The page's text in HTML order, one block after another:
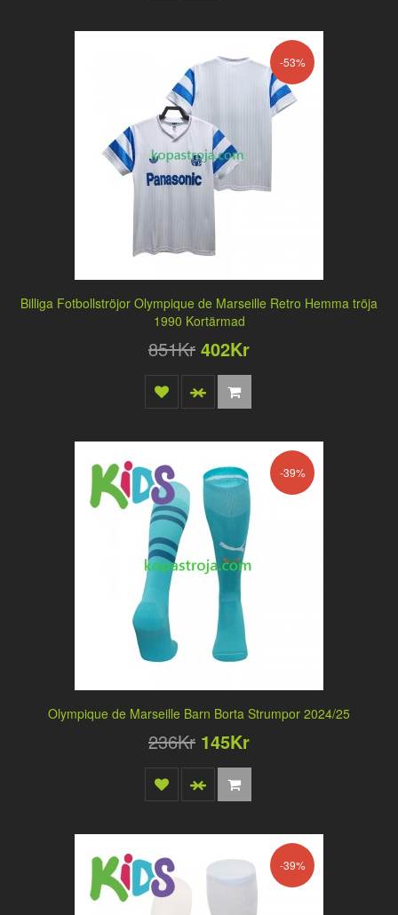
-53%
Billiga Fotbollströjor Olympique de Marseille Retro Hemma tröja
1990 Kortärmad
851Kr 402Kr
-39%
Olympique de Marseille Barn Borta Strumpor 2024/25
236Kr 145Kr
-39%